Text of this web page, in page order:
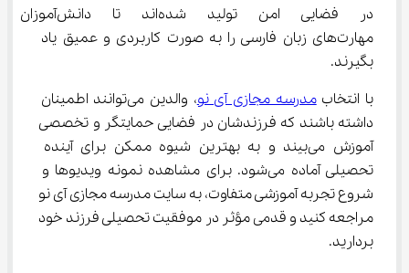
در فضایی امن تولید
مهارت‌های زبان فارسی را به صورت کاربردی و عمیق یاد
بگیرند.
با انتخاب مدرسه مجازی آی نو
، والدین می‌توانند اطمینان
داشته باشند که فرزندشان در فضایی حمایتگر و تخصصی
آموزش می‌بیند و به بهترین شیوه ممکن برای آینده
تحصیلی آماده می‌شود. برای مشاهده نمونه ویدیوها و
شروع تجربه آموزشی متفاوت، به سایت مدرسه مجازی آی نو
مراجعه کنید و قدمی مؤثر در موفقیت تحصیلی فرزند خود
بردارید.